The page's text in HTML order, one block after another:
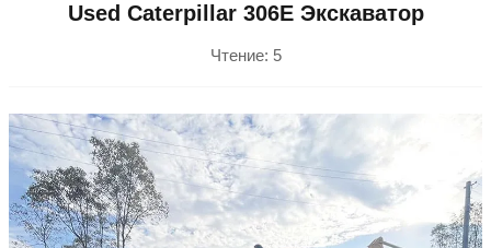
Used Caterpillar 306E Экскаватор
Чтение: 5